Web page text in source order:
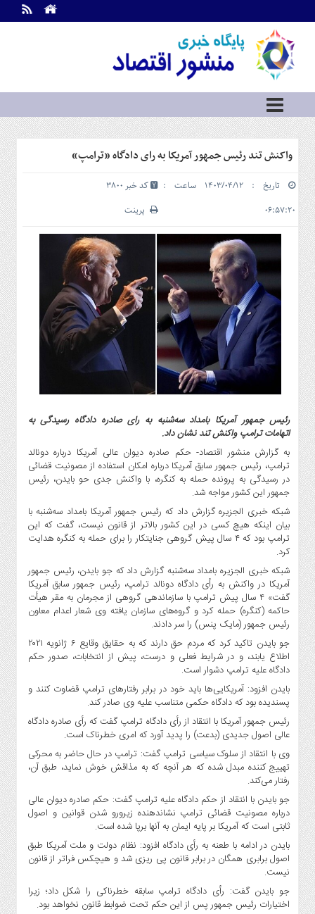
اطلاعات
تماس
ما
درباره
ما
سرویس
ها
بازار
سرمایه
و
بورس
و
شهری
گاز
و
پتروشیمی
و
خودرو
استارت
آپ
و
فن
آوری
بانک
،
بیمه
و
ارز
دیجیتال
کشاورزی
و
صنایع
غذایی
سیاسی
و
بین
الملل
نگاه
روز
گوناگون
واکنش تند رئیس جمهور آمریکا به رای دادگاه «ترامپ»
تاریخ : ۱۴۰۳/۰۴/۱۲ ساعت :
۰۶:۵۷:۲۰
کد خبر 3800
پرینت
رئیس جمهور آمریکا بامداد سه‌شنبه به رای صادره دادگاه رسیدگی به
اتهامات ترامپ واکنش تند نشان داد.
به گزارش منشور اقتصاد- حکم صادره دیوان عالی آمریکا درباره دونالد
ترامپ، رئیس جمهور سابق آمریکا درباره امکان استفاده از مصونیت قضائی
در رسیدگی به پرونده حمله به کنگره، با واکنش جدی حو بایدن، رئیس
جمهور این کشور مواجه شد.
شبکه خبری الجزیره گزارش داد که رئیس جمهور آمریکا بامداد سه‌شنبه با
بیان اینکه هیچ کسی در این کشور بالاتر از قانون نیست، گفت که این
ترامپ بود که ۴ سال پیش گروهی جنایتکار را برای حمله به کنگره هدایت
کرد.
شبکه خبری الجزیره بامداد سه‌شنبه گزارش داد که جو بایدن، رئیس جمهور
آمریکا در واکنش به رأی دادگاه دونالد ترامپ، رئیس جمهور سابق آمریکا
گفت» ۴ سال پیش ترامپ با سازماندهی گروهی از مجرمان به مقر هیأت
حاکمه (کنگره) حمله کرد و گروه‌های سازمان یافته وی شعار اعدام معاون
رئیس جمهور (مایک پنس) را سر دادند.
جو بایدن تاکید کرد که مردم حق دارند که به حقایق وقایع ۶ ژانویه ۲۰۲۱
اطلاع یابند، و در شرایط فعلی و درست، پیش از انتخابات، صدور حکم
دادگاه علیه ترامپ دشوار است.
بایدن افزود: آمریکایی‌ها باید خود در برابر رفتارهای ترامپ قضاوت کنند و
پسندیده بود که دادگاه حکمی متناسب علیه وی صادر کند.
رئیس جمهور آمریکا با انتقاد از رأی دادگاه ترامپ گفت که رأی صادره دادگاه
عالی اصول جدیدی (بدعت) را پدید آورد که امری خطرناک است.
وی با انتقاد از سلوک سیاسی ترامپ گفت: ترامپ در حال حاضر به محرکی
تهییج کننده مبدل شده که هر آنچه که به مذاقش خوش نماید، طبق آن،
رفتار می‌کند.
جو بایدن با انتقاد از حکم دادگاه علیه ترامپ گفت: حکم صادره دیوان عالی
درباره مصونیت قضائی ترامپ نشاندهنده زیرورو شدن قوانین و اصول
ثابتی است که آمریکا بر پایه ایمان به آنها برپا شده است.
‌بایدن در ادامه با طعنه به رأی دادگاه افزود: نظام دولت و ملت آمریکا طبق
اصول برابری همگان در برابر قانون پی ریزی شد و هیچکس فراتر از قانون
نیست.
جو بایدن گفت: رأی دادگاه ترامپ سابقه خطرناکی را شکل داد؛ زیرا
اختیارات رئیس جمهور پس از این حکم تحت ضوابط قانون نخواهد بود.